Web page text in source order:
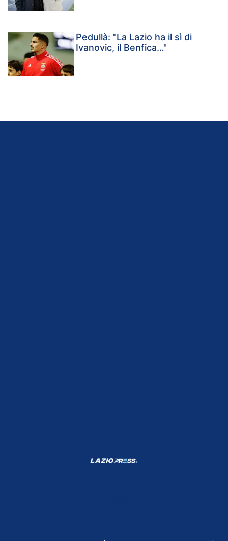
Pedullà: "La Lazio ha il sì di
Ivanovic, il Benfica…"